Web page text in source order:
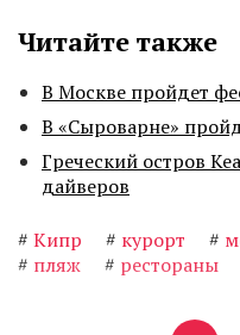
Читайте также
В Москве пройдет
В «Сыроварне»
Греческий остров
дайверов
# Кипр # курорт #
# пляж # рестораны